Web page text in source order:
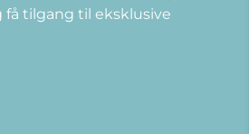
tilgang til eksklusive